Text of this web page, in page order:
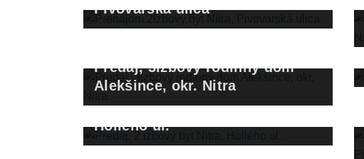
Pivovarská ulica
Predaj, 3izbový rodinný dom
Alekšince, okr. Nitra
Predaj, 2 izbový byt Nitra,
Hollého ul.